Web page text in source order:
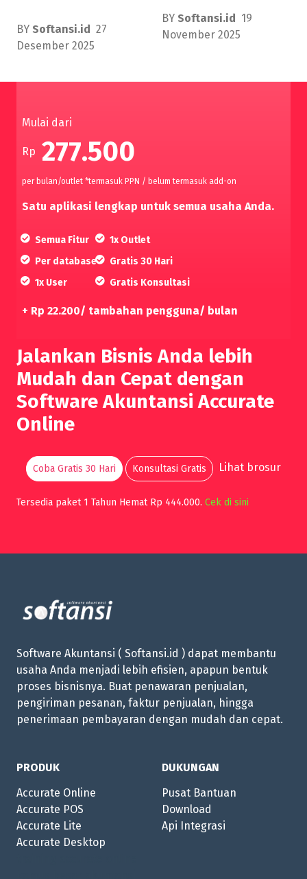
BY Softansi.id 27
Desember 2025
BY Softansi.id
19
November 2025
Mulai dari
Rp 277.500
per bulan/outlet *termasuk PPN / belum termasuk add-on
Satu aplikasi lengkap untuk semua usaha Anda.
Semua Fitur
Per database
1x User
1x Outlet
Gratis 30 Hari
Gratis Konsultasi
+ Rp 22.200/ tambahan pengguna/ bulan
Jalankan Bisnis Anda lebih
Mudah dan Cepat dengan
Software Akuntansi Accurate
Online
Coba Gratis 30 Hari Konsultasi Gratis Lihat brosur
Tersedia paket 1 Tahun Hemat Rp 444.000. Cek di sini
Software Akuntansi ( Softansi.id ) dapat membantu
usaha Anda menjadi lebih efisien, apapun bentuk
proses bisnisnya. Buat penawaran penjualan,
pengiriman pesanan, faktur penjualan, hingga
penerimaan pembayaran dengan mudah dan cepat.
PRODUK
Accurate Online
Accurate POS
Accurate Lite
Accurate Desktop
DUKUNGAN
Pusat Bantuan
Download
Api Integrasi